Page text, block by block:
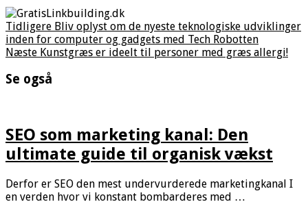
Tidligere Bliv oplyst om de nyeste teknologiske udviklinger
inden for computer og gadgets med Tech Robotten
Næste Kunstgræs er ideelt til personer med græs allergi!
Se også
SEO som marketing kanal: Den
ultimate guide til organisk vækst
Derfor er SEO den mest undervurderede marketingkanal I
en verden hvor vi konstant bombarderes med …